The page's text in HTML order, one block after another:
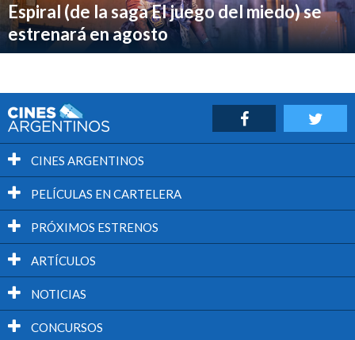
Espiral (de la saga El juego del miedo) se
estrenará en agosto
CINES ARGENTINOS
PELÍCULAS EN CARTELERA
PRÓXIMOS ESTRENOS
ARTÍCULOS
NOTICIAS
CONCURSOS